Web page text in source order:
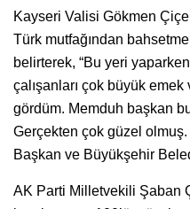
Kayseri Valisi Gökmen
Türk mutfağından
belirterek, “Bu yeri
çalışanları çok büyük
gördüm. Memduh başkan
Gerçekten çok güzel
Başkan ve Büyükşehir
AK Parti Milletvekili Şaban